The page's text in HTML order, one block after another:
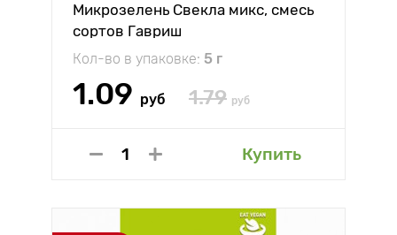
Микрозелень Свекла микс, смесь
сортов Гавриш
Кол-во в упаковке: 5 г
1.09 руб 1.79 руб
Купить